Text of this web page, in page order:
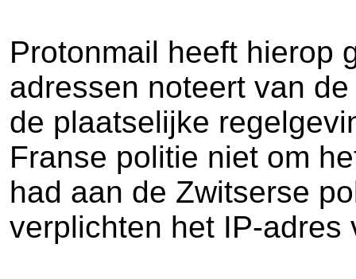
Protonmail heeft hierop
adressen noteert van
de plaatselijke
Franse politie niet om
had aan de Zwitserse
verplichten het IP-adres